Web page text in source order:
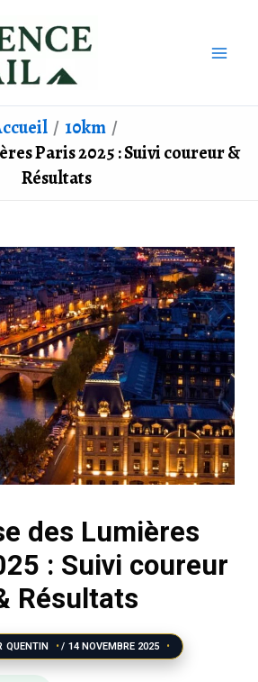
10km
Paris 2025 : Suivi coureur &
Résultats
des Lumières
: Suivi coureur
Résultats
QUENTIN / 14 NOVEMBRE 2025